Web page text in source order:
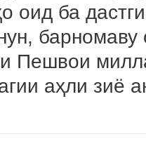
оид ба
Пешвои
аҳли зиё